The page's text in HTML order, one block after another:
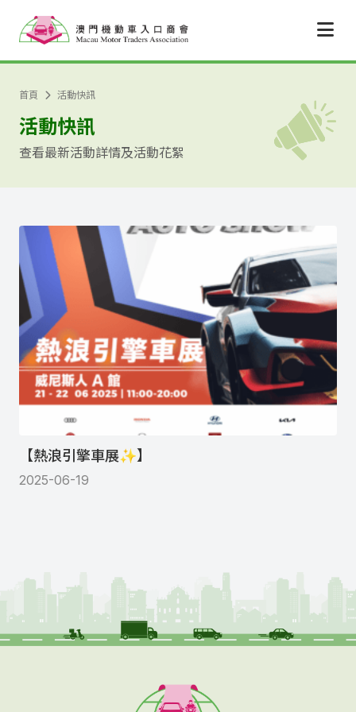
首頁 活動快訊
活動快訊
查看最新活動詳情及活動花絮
【熱浪引擎車展✨】
2025-06-19